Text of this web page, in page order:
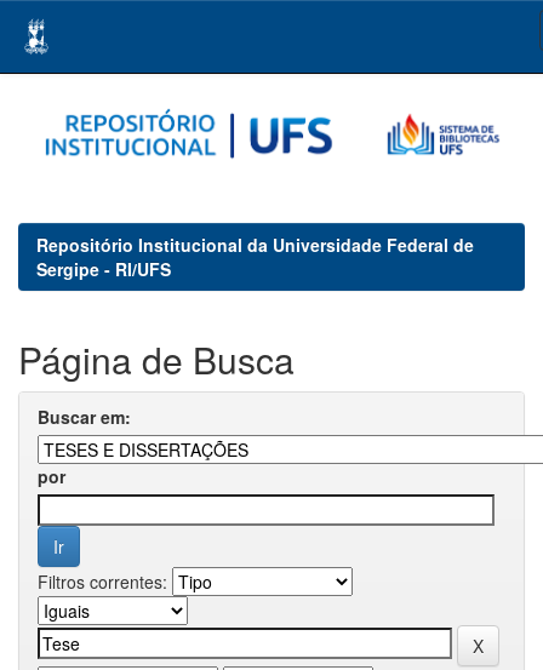
navigation
Repositório Institucional da Universidade Federal de
Sergipe - RI/UFS
Página de Busca
Buscar em:
por
Filtros correntes: